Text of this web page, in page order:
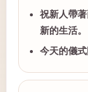
祝新人帶
新的生活。
今天的儀